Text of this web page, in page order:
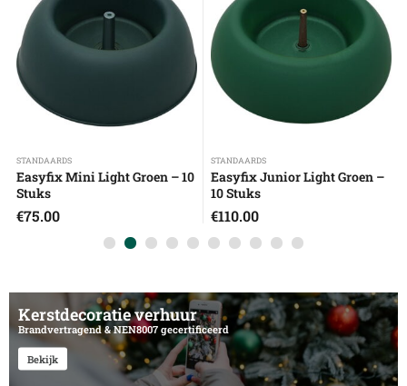
STANDAARDS
Easyfix Mini Light Groen – 10
Stuks
€75.00
STANDAARDS
Easyfix Junior Light Groen –
10 Stuks
€110.00
Kerstdecoratie verhuur
Brandvertragend & NEN8007 gecertificeerd
Bekijk